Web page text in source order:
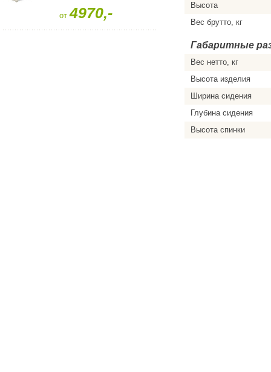
от4970,-
Высота
Вес брутто, кг
Габаритные
Вес нетто, кг
Высота изделия
Ширина сидения
Глубина сидения
Высота спинки